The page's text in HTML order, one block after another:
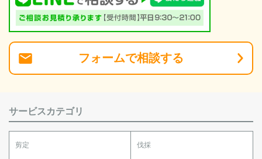
フォームで相談する
サービスカテゴリ
剪定 伐採